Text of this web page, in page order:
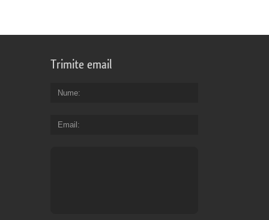
Trimite email
Nume
Email